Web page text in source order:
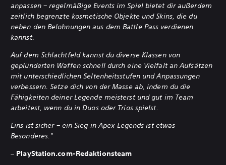
anpassen – regelmäßige Events im Spiel bietet dir außerdem
zeitlich begrenzte kosmetische Objekte und Skins, die du
neben den Belohnungen aus dem Battle Pass verdienen
kannst.
Auf dem Schlachtfeld kannst du diverse Klassen von
geplünderten Waffen schnell durch eine Vielfalt an Aufsätzen
mit unterschiedlichen Seltenheitsstufen und Anpassungen
verbessern. Setze dich von der Masse ab, indem du die
Fähigkeiten deiner Legende meisterst und gut im Team
arbeitest, wenn du in Duos oder Trios spielst.
Eins ist sicher – ein Sieg in Apex Legends ist etwas
Besonderes."
– PlayStation.com-Redaktionsteam